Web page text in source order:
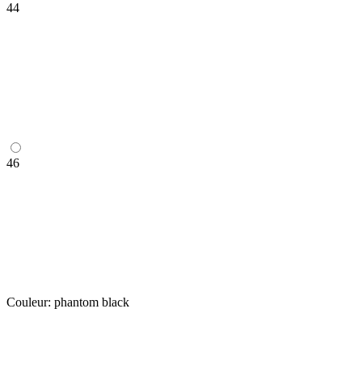
44
46
Couleur: phantom black